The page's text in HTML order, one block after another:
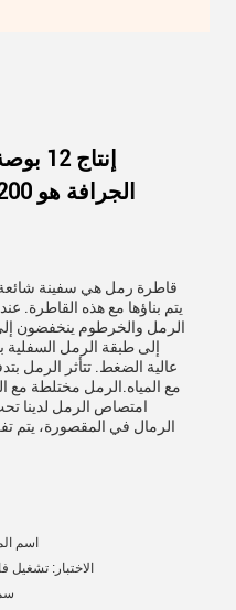
الجرافة هو 200 متر مكعب في الساعة
قاطرة رمل هي سفينة شائعة
يتم بناؤها مع هذه القاطرة.
الرمل والخرطوم ينخفضون إلى
إلى طبقة الرمل
عالية الضغط. تتأثر الرمل
مع المياه.الرمل مختلطة
امتصاص الرمل لدينا
الرمال في المقصورة، يتم
اسم
الاختبار: